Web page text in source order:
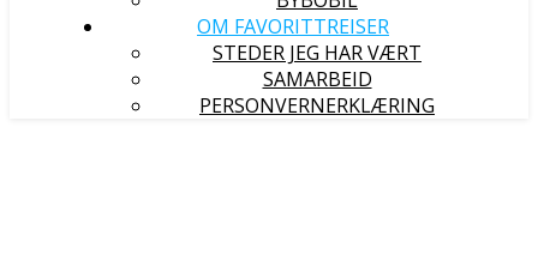
OM FAVORITTREISER
STEDER JEG HAR VÆRT
SAMARBEID
PERSONVERNERKLÆRING